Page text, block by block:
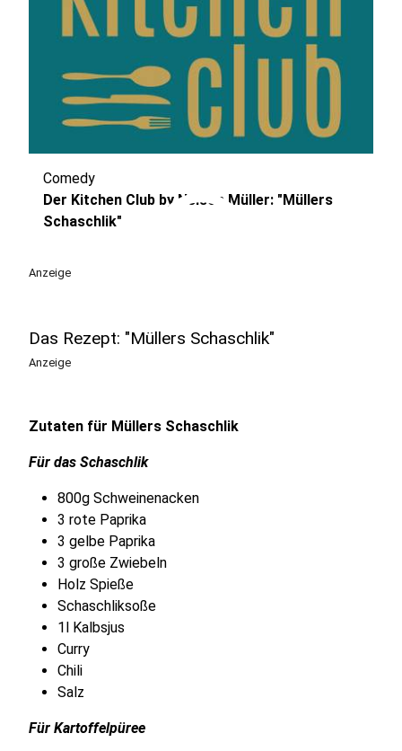
play_circle
Comedy
Der Kitchen Club by Nelson Müller: "Müllers
Schaschlik"
Anzeige
Das Rezept: "Müllers Schaschlik"
Anzeige
Zutaten für Müllers Schaschlik
Für das Schaschlik
800g Schweinenacken
3 rote Paprika
3 gelbe Paprika
3 große Zwiebeln
Holz Spieße
Schaschliksoße
1l Kalbsjus
Curry
Chili
Salz
Für Kartoffelpüree